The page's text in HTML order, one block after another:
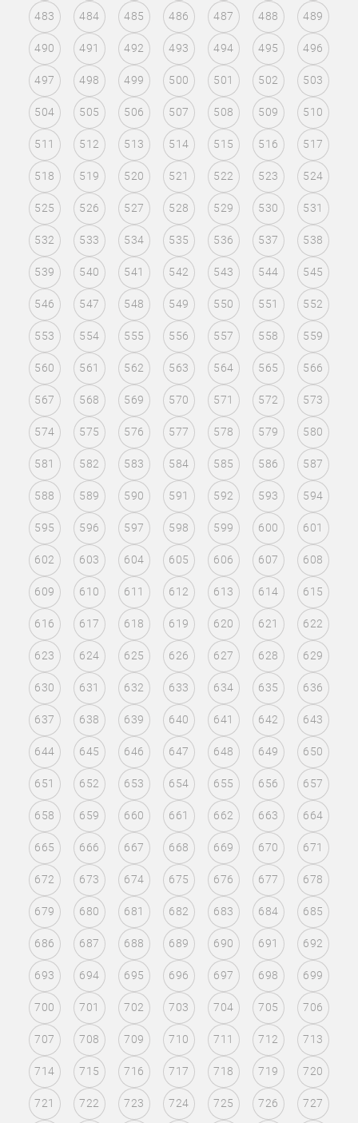
483 484 485 486 487 488 489
490 491 492 493 494 495 496
497 498 499 500 501 502 503
504 505 506 507 508 509 510
511 512 513 514 515 516 517
518 519 520 521 522 523 524
525 526 527 528 529 530 531
532 533 534 535 536 537 538
539 540 541 542 543 544 545
546 547 548 549 550 551 552
553 554 555 556 557 558 559
560 561 562 563 564 565 566
567 568 569 570 571 572 573
574 575 576 577 578 579 580
581 582 583 584 585 586 587
588 589 590 591 592 593 594
595 596 597 598 599 600 601
602 603 604 605 606 607 608
609 610 611 612 613 614 615
616 617 618 619 620 621 622
623 624 625 626 627 628 629
630 631 632 633 634 635 636
637 638 639 640 641 642 643
644 645 646 647 648 649 650
651 652 653 654 655 656 657
658 659 660 661 662 663 664
665 666 667 668 669 670 671
672 673 674 675 676 677 678
679 680 681 682 683 684 685
686 687 688 689 690 691 692
693 694 695 696 697 698 699
700 701 702 703 704 705 706
707 708 709 710 711 712 713
714 715 716 717 718 719 720
721 722 723 724 725 726 727